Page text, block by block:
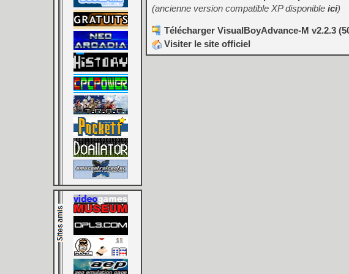
(ancienne version compatible XP disponible ici)
Télécharger VisualBoyAdvance-M v2.2.3
Visiter le site officiel